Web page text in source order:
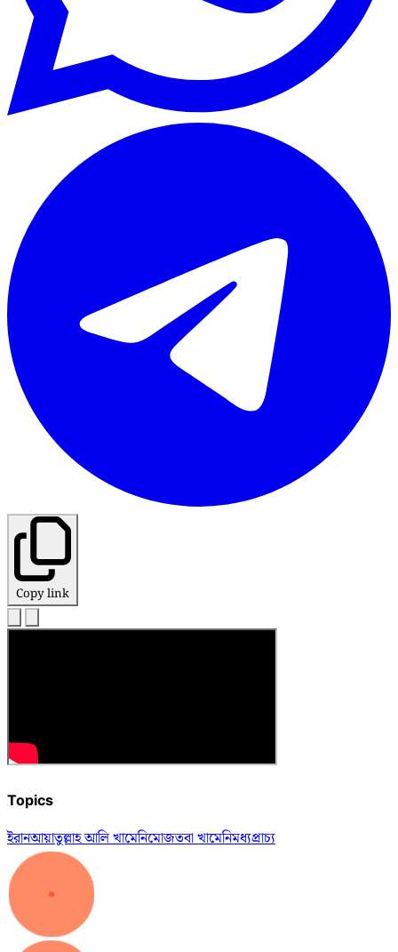
Copy link
Topics
ইরানআয়াতুল্লাহ আলি খামেনিমোজতবা খামেনিমধ্যপ্রাচ্য